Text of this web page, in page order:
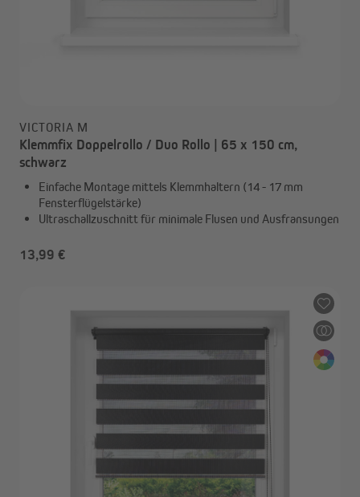
VICTORIA M
Klemmfix Doppelrollo / Duo Rollo | 65 x 150 cm,
schwarz
Einfache Montage mittels Klemmhaltern (14 - 17 mm
Fensterflügelstärke)
Ultraschallzuschnitt für minimale Flusen und Ausfransungen
13,99 €